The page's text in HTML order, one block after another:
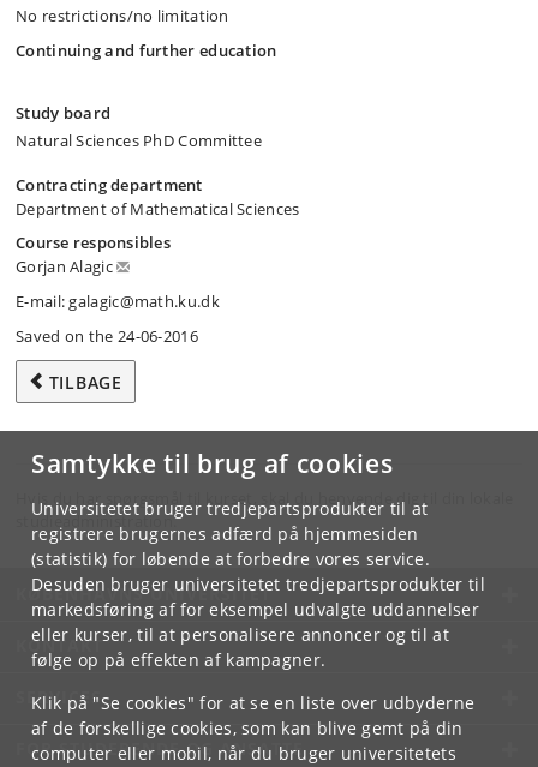
Samtykke til brug af cookies
Universitetet bruger tredjepartsprodukter til at
registrere brugernes adfærd på hjemmesiden
(statistik) for løbende at forbedre vores service.
Desuden bruger universitetet tredjepartsprodukter til
markedsføring af for eksempel udvalgte uddannelser
eller kurser, til at personalisere annoncer og til at
følge op på effekten af kampagner.
Klik på "Se cookies" for at se en liste over udbyderne
af de forskellige cookies, som kan blive gemt på din
computer eller mobil, når du bruger universitetets
No restrictions/no limitation
Continuing and further education
Study board
Natural Sciences PhD Committee
Contracting department
Department of Mathematical Sciences
Course responsibles
Gorjan Alagic
E-mail: galagic@math.ku.dk
Saved on the 24-06-2016
TILBAGE
Hvis du har spørgsmål til kurset, skal du henvende dig til din lokale
studieadministration.
KØBENHAVNS UNIVERSITET
KONTAKT
SERVICES
FOR STUDERENDE OG ANSATTE